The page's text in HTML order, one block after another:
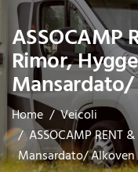
ASSOCAMP
Rimor,
Home
Veicoli
ASSOCAMP RENT
Mansardato/ Alkoven